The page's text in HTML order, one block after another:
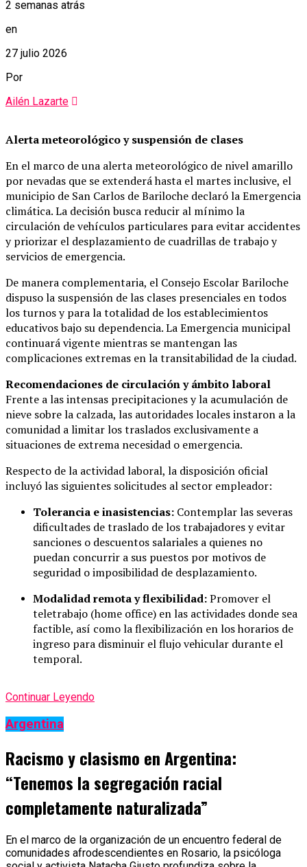
2 semanas atrás
en
27 julio 2026
Por
Ailén Lazarte
Alerta meteorológico y suspensión de clases
En el marco de una alerta meteorológico de nivel amarillo
por nevadas que se extenderá hasta el martes inclusive, el
municipio de San Carlos de Bariloche declaró la Emergencia
climática. La decisión busca reducir al mínimo la
circulación de vehículos particulares para evitar accidentes
y priorizar el desplazamiento de cuadrillas de trabajo y
servicios de emergencia.
De manera complementaria, el Consejo Escolar Bariloche
dispuso la suspensión de las clases presenciales en todos
los turnos y para la totalidad de los establecimientos
educativos bajo su dependencia. La Emergencia municipal
continuará vigente mientras se mantengan las
complicaciones extremas en la transitabilidad de la ciudad.
Recomendaciones de circulación y ámbito laboral
Frente a las intensas precipitaciones y la acumulación de
nieve sobre la calzada, las autoridades locales instaron a la
comunidad a limitar los traslados exclusivamente a
situaciones de extrema necesidad o emergencia.
Respecto de la actividad laboral, la disposición oficial
incluyó las siguientes solicitudes al sector empleador:
Tolerancia e inasistencias: Contemplar las severas
dificultades de traslado de los trabajadores y evitar
sanciones o descuentos salariales a quienes no
puedan concurrir a sus puestos por motivos de
seguridad o imposibilidad de desplazamiento.
Modalidad remota y flexibilidad:Promover el
teletrabajo (home office) en las actividades donde sea
factible, así como la flexibilización en los horarios de
ingreso para disminuir el flujo vehicular durante el
temporal.
Continuar Leyendo
Argentina
Racismo y clasismo en Argentina:
“Tenemos la segregación racial
completamente naturalizada”
En el marco de la organización de un encuentro federal de
comunidades afrodescendientes en Rosario, la psicóloga